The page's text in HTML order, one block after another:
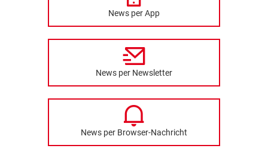
News per App
News per Newsletter
News per Browser-Nachricht